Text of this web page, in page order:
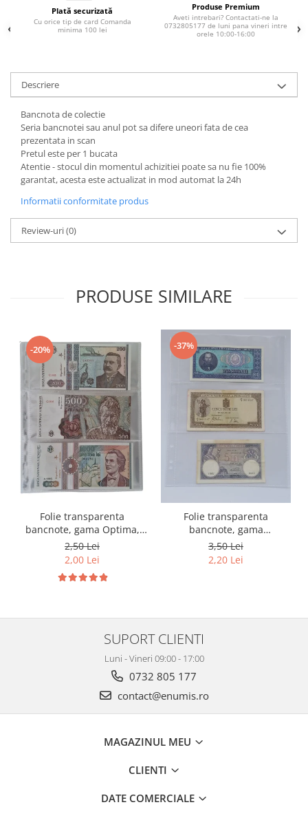
Plată securizată
Cu orice tip de card Comanda
minima 100 lei
Produse Premium
Aveti intrebari? Contactati-ne la
0732805177 de luni pana vineri intre
orele 10:00-16:00
Descriere
Bancnota de colectie
Seria bancnotei sau anul pot sa difere uneori fata de cea
prezentata in scan
Pretul este per 1 bucata
Atentie - stocul din momentul achizitiei poate sa nu fie 100%
garantat, acesta este actualizat in mod automat la 24h
Informatii conformitate produs
Review-uri(0)
PRODUSE SIMILARE
-20%
Folie transparenta
bancnote, gama Optima,
cod SH252, 3
compartimente
2,50 Lei
2,00 Lei
-37%
Folie transparenta
bancnote, gama
Grande(A4), cod SH312, 3
compartimente
3,50 Lei
2,20 Lei
SUPORT CLIENTI
Luni - Vineri 09:00 - 17:00
0732 805 177
contact@enumis.ro
MAGAZINUL MEU
CLIENTI
DATE COMERCIALE